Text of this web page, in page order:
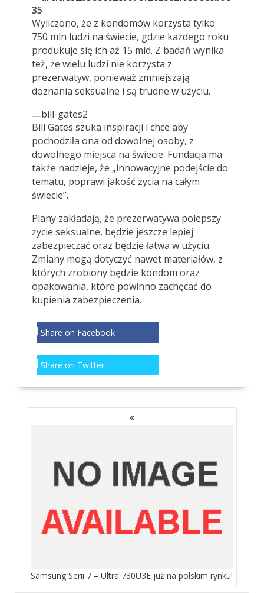
Wyliczono, że z kondomów korzysta tylko
750 mln ludzi na świecie, gdzie każdego roku
produkuje się ich aż 15 mld. Z badań wynika
też, że wielu ludzi nie korzysta z
prezerwatyw, ponieważ zmniejszają
doznania seksualne i są trudne w użyciu.
Bill Gates szuka inspiracji i chce aby
pochodziła ona od dowolnej osoby, z
dowolnego miejsca na świecie. Fundacja ma
także nadzieje, że „innowacyjne podejście do
tematu, poprawi jakość życia na całym
świecie”.
Plany zakładają, że prezerwatywa polepszy
życie seksualne, będzie jeszcze lepiej
zabezpieczać oraz będzie łatwa w użyciu.
Zmiany mogą dotyczyć nawet materiałów, z
których zrobiony będzie kondom oraz
opakowania, które powinno zachęcać do
kupienia zabezpieczenia.
Share on Facebook
Share on Twitter
NAWIGACJA
Samsung Serii 7 – Ultra 730U3E już na polskim rynku!